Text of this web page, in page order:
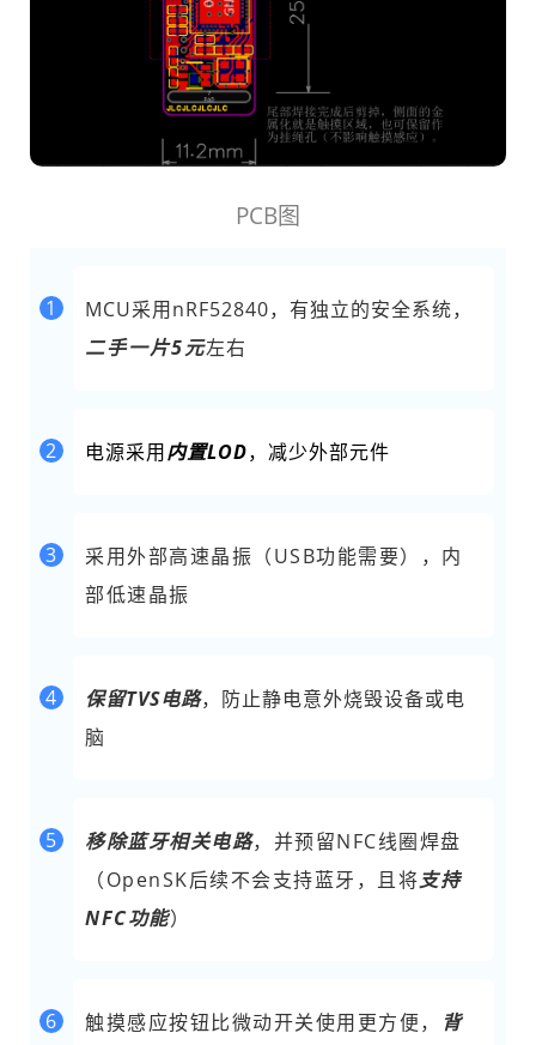
PCB图
1
MCU采用nRF52840，有独立的安全系统，
二手一片5元左右
2 电源采用内置LOD，减少外部元件
3
采用外部高速晶振（USB功能需要），内
部低速晶振
4 保留TVS电路，防止静电意外烧毁设备或电
脑
5 移除蓝牙相关电路，并预留NFC线圈焊盘
（OpenSK后续不会支持蓝牙，且将支持
NFC功能）
6 触摸感应按钮比微动开关使用更方便，
背